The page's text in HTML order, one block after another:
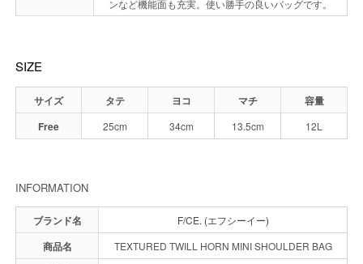
ンなど機能面も充実。使い勝手の良いバッグです。
SIZE
サイズ タテ ヨコ マチ
容量
Free
25cm 34cm 13.5cm 12L
INFORMATION
ブランド名 F/CE. (エフシーイー)
商品名 TEXTURED TWILL HORN MINI SHOULDER BAG